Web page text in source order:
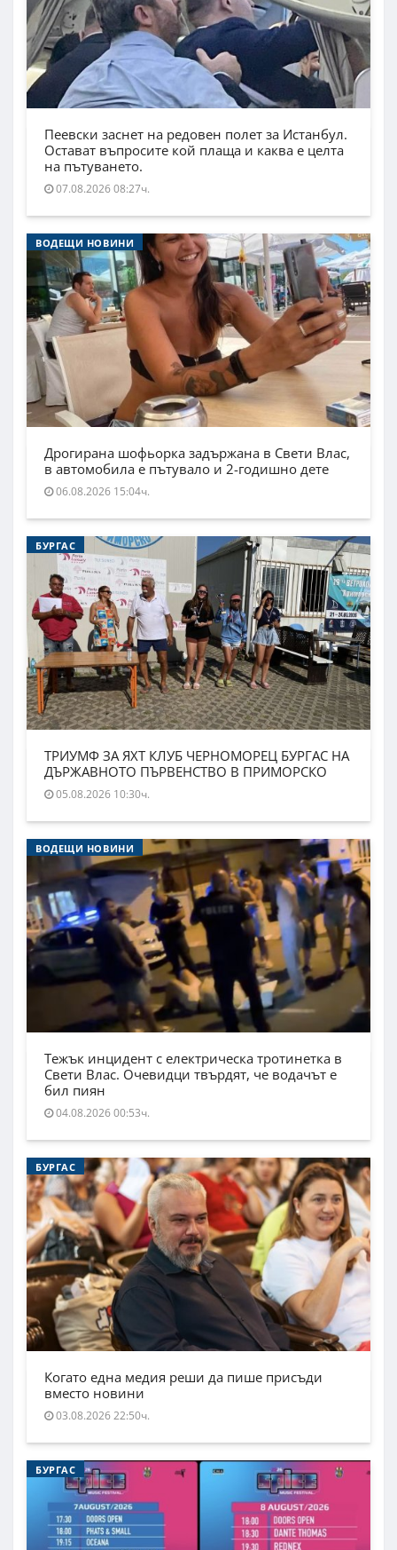
Пеевски заснет на редовен полет за Истанбул.
Остават въпросите кой плаща и каква е целта
на пътуването.
07.08.2026 08:27ч.
ВОДЕЩИ НОВИНИ
Дрогирана шофьорка задържана в Свети Влас,
в автомобила е пътувало и 2-годишно дете
06.08.2026 15:04ч.
БУРГАС
ТРИУМФ ЗА ЯХТ КЛУБ ЧЕРНОМОРЕЦ БУРГАС НА
ДЪРЖАВНОТО ПЪРВЕНСТВО В ПРИМОРСКО
05.08.2026 10:30ч.
ВОДЕЩИ НОВИНИ
Тежък инцидент с електрическа тротинетка в
Свети Влас. Очевидци твърдят, че водачът е
бил пиян
04.08.2026 00:53ч.
БУРГАС
Когато една медия реши да пише присъди
вместо новини
03.08.2026 22:50ч.
БУРГАС